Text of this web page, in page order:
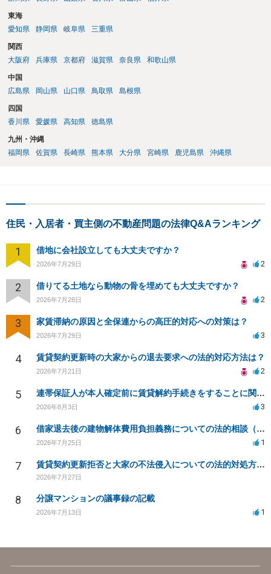
東海
愛知県
静岡県 岐阜県 三重県
関西
大阪府
兵庫県 京都府 滋賀県 奈良県 和歌山県
中国
広島県
岡山県 山口県 鳥取県 島根県
四国
香川県
愛媛県 高知県 徳島県
九州・沖縄
福岡県
佐賀県 長崎県 熊本県 大分県 宮崎県 鹿児島県 沖縄県
住民・入居者・買主側の不動産問題の法律Q&Aランキング
1 借地に会社設立しても大丈夫ですか？
2026年7月29日 2
2 借りてる土地なら動物の骨を埋めても大丈夫ですか？
2026年7月28日 2
3 家賃滞納の原因と全保連からの高圧的対応への対策は？
2026年7月29日 3
4 賃貸契約更新時の大家からの退去要求への法的対応方法は？
2026年7月21日 2
5 連帯保証人が本人確定前に賃貸解約手続きをすることに関して
2026年8月3日 3
6 借家退去後の建物解体費用負担義務についての法的相談（補足説明修正）
2026年7月25日 1
7 賃貸契約更新拒否と大家の不法侵入についての法的対処方法は？
2026年7月27日
8 分譲マンションの議事録の記載
2026年7月13日 1